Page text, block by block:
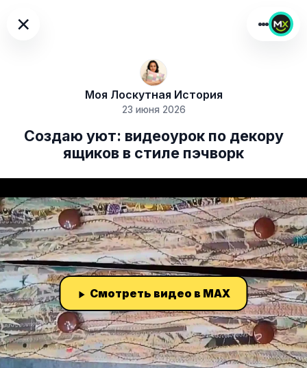
×
Моя Лоскутная История
23 июня 2026
Создаю уют: видеоурок по декору
ящиков в стиле пэчворк
Смотреть видео в MAX